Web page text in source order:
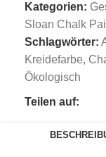
Kategorien:
Sloan Chalk
Schlagwörter:
Kreidefarbe,
Ökologisch
Teilen auf: